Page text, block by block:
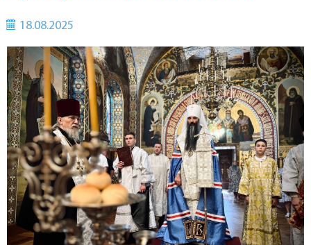
18.08.2025